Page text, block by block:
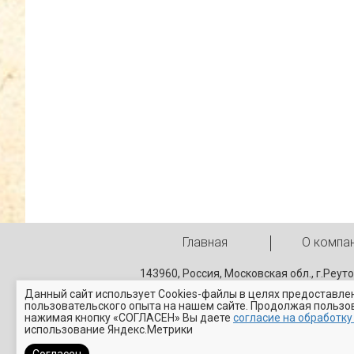
Главная О
143960, Россия, Московская обл.,
Ул. Транспортная д. 11.
+7 (495) 777-60-18
+7 (495) 777-60-19
Данный сайт использует Cookies-файлы в целях
пользовательского опыта на нашем сайте. Продолжая
нажимая кнопку «СОГЛАСЕН» Вы даете согласие на
использование Яндекс.Метрики